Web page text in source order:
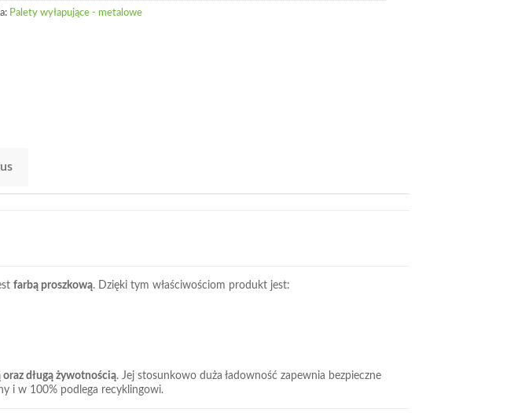
Palety wyłapujące - metalowe
farbą proszkową. Dzięki tym właściwościom produkt jest:
długą żywotnością. Jej stosunkowo duża ładowność zapewnia bezpieczne
i w 100% podlega recyklingowi.